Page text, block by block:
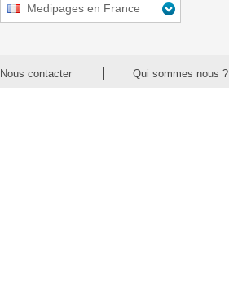
Medipages en France
Nous contacter Qui sommes nous ?